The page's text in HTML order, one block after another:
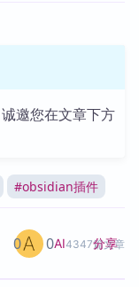
邀您在文章下方
#obsidian插件
AI4347篇文章
0 0 分享